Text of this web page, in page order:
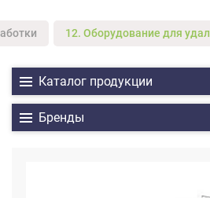
12. Оборудование для
Каталог продукции
Бренды